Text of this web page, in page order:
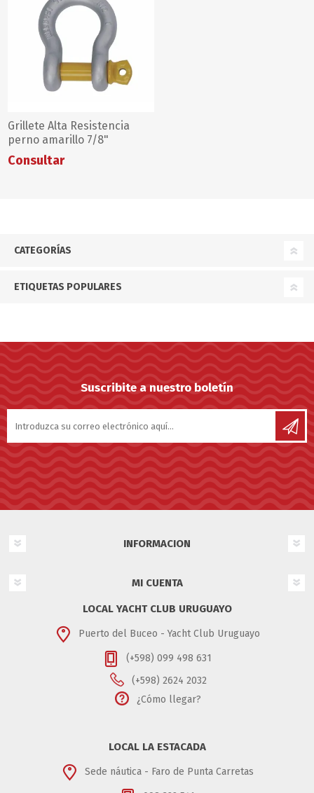
Grillete Alta Resistencia
perno amarillo 7/8"
Consultar
CATEGORÍAS
ETIQUETAS POPULARES
Suscribite a nuestro boletín
INFORMACION
MI CUENTA
LOCAL YACHT CLUB URUGUAYO
Puerto del Buceo - Yacht Club Uruguayo
(+598) 099 498 631
(+598) 2624 2032
¿Cómo llegar?
LOCAL LA ESTACADA
Sede náutica - Faro de Punta Carretas